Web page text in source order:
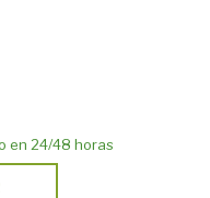
en 24/48 horas